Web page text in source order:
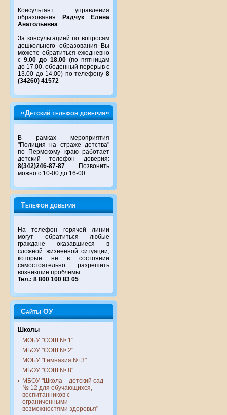
Консультант управления
образования
Радчук Елена
Анатольевна
За консультацией по вопросам
дошкольного образования Вы
можете обратиться ежедневно
с9.00 до 18.00(по пятницам
до 17.00, обеденный перерыв с
13.00 до 14.00) по телефону 8
(34260) 41572
«Детский телефон доверия»
В рамках мероприятия
"Полиция на страже детства"
по Пермскому краю работает
детский телефон доверия:
8(342)246-87-87 Позвонить
можно с 10-00 до 16-00
Телефон доверия
На телефон горячей линии
могут обратиться любые
граждане оказавшиеся в
сложной жизненной ситуации,
которые не в состоянии
самостоятельно разрешить
возникшие проблемы.
Тел.: 8 800 100 83 05
Сайты ОУ
Школы
МОБУ "СОШ № 1"
МБОУ "СОШ № 2"
МОБУ "Гимназия № 3"
МБОУ "СОШ № 8"
МБОУ "Школа – детский сад
№ 12 для обучающихся,
воспитанников с
ограниченными
возможностями здоровья"